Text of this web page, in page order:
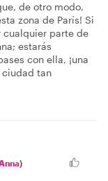
de otro modo,
zona de París! Si
cualquier parte de
estarás
con ella, ¡una
ciudad tan
)